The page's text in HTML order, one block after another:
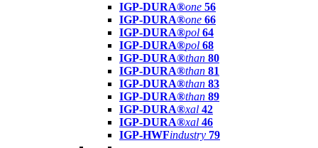
IGP-DURA®one 56
IGP-DURA®one 66
IGP-DURA®pol 64
IGP-DURA®pol 68
IGP-DURA®than 80
IGP-DURA®than 81
IGP-DURA®than 83
IGP-DURA®than 89
IGP-DURA®xal 42
IGP-DURA®xal 46
IGP-HWFindustry 79